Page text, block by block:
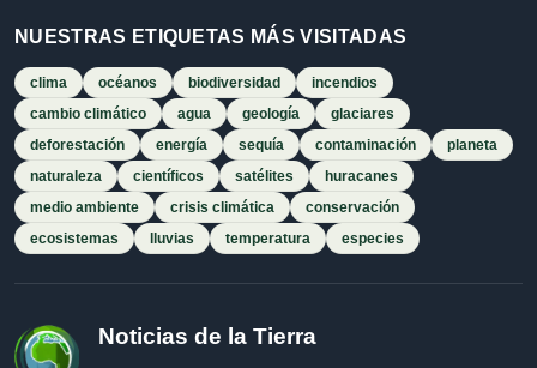
NUESTRAS ETIQUETAS MÁS VISITADAS
clima océanos biodiversidad
incendios
cambio climático
agua geología
glaciares
deforestación
energía sequía contaminación
planeta
naturaleza
científicos satélites
huracanes
medio ambiente
crisis climática
conservación
ecosistemas
lluvias temperatura especies
Noticias de la Tierra